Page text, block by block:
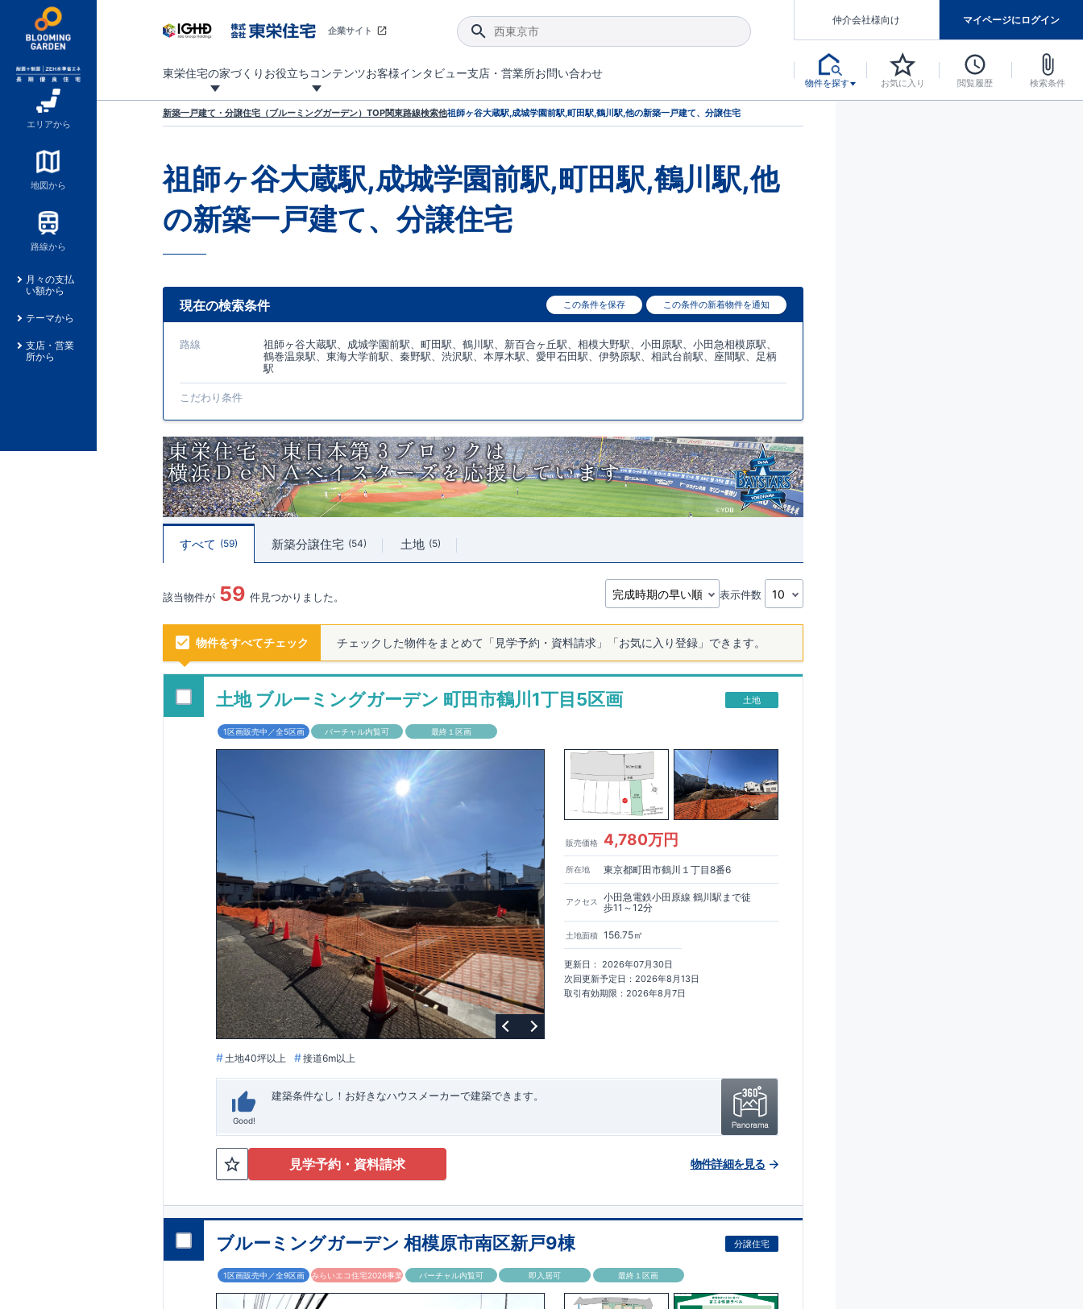
エリアから
地図から
路線から
月々の支払
い額から
テーマから
支店・営業
所から
企業サイト
東栄住宅の家づくり お役立ちコンテンツお客様インタビュー支店・営業所お問い合わせ
仲介会社様向け マイページにログイン
物件を探す お気に入り 閲覧履歴 検索条件
新築一戸建て・分譲住宅（ブルーミングガーデン）TOP関東路線検索他祖師ヶ谷大蔵駅,成城学園前駅,町田駅,鶴川駅,他の新築一戸建て、分譲住宅
祖師ヶ谷大蔵駅,成城学園前駅,町田駅,鶴川駅,他
の新築一戸建て、分譲住宅
現在の検索条件 この条件を保存 この条件の新着物件を通知
路線
祖師ヶ谷大蔵駅、成城学園前駅、町田駅、鶴川駅、新百合ヶ丘駅、相模大野駅、小田原駅、小田急相模原駅、
鶴巻温泉駅、東海大学前駅、秦野駅、渋沢駅、本厚木駅、愛甲石田駅、伊勢原駅、相武台前駅、座間駅、足柄
駅
こだわり条件
すべて 59 新築分譲住宅 54 土地 5
該当物件が 59 件見つかりました。 表示件数
物件をすべてチェック チェックした物件をまとめて「見学予約・資料請求」「お気に入り登録」できます。
土地 ブルーミングガーデン 町田市鶴川1丁目5区画 土地
1区画販売中／全5区画 バーチャル内覧可 最終１区画
販売価格 4,780万円
所在地 東京都町田市鶴川１丁目8番6
アクセス
小田急電鉄小田原線 鶴川駅まで徒
歩11～12分
土地面積 156.75㎡
更新日： 2026年07月30日
次回更新予定日：2026年8月13日
取引有効期限：2026年8月7日
土地40坪以上 接道6m以上
Good!
建築条件なし！​お好きなハウスメーカーで建築できます。
見学予約・資料請求 物件詳細を見る
ブルーミングガーデン 相模原市南区新戸9棟 分譲住宅
1区画販売中／全9区画 みらいエコ住宅2026事業 バーチャル内覧可 即入居可 最終１区画